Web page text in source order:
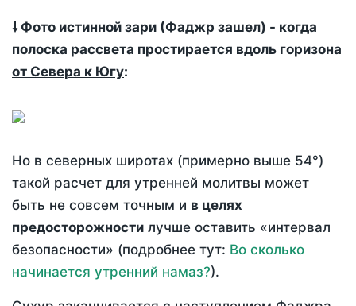
🠗 Фото истинной зари (Фаджр зашел) - когда
полоска рассвета простирается вдоль горизона
от Севера к Югу:
Но в северных широтах (примерно выше 54°)
такой расчет для утренней молитвы может
быть не совсем точным и в целях
предосторожности лучше оставить «интервал
безопасности» (подробнее тут: Во сколько
начинается утренний намаз?).